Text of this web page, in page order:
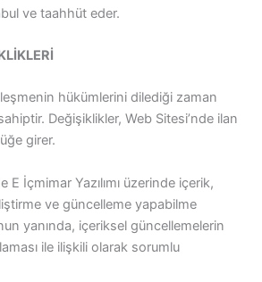
ve taahhüt eder.
hükümlerini dilediği zaman
Değişiklikler, Web Sitesi’nde ilan
girer.
E İçmimar Yazılımı üzerinde içerik,
ve güncelleme yapabilme
yanında, içeriksel güncellemelerin
ile ilişkili olarak sorumlu